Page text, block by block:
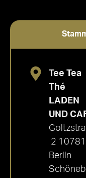
Tee Tea
Thé
LADEN
UND
2 10781
Berlin